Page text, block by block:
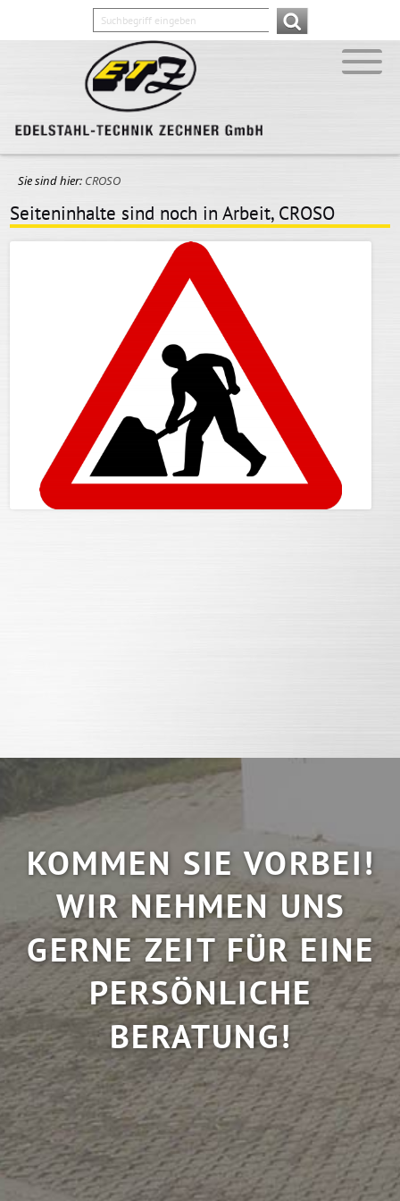
Sie sind hier: CROSO
Seiteninhalte sind noch in Arbeit, CROSO
KOMMEN SIE VORBEI!
WIR NEHMEN UNS
GERNE ZEIT FÜR EINE
PERSÖNLICHE
BERATUNG!